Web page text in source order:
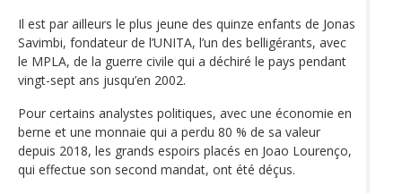
Il est par ailleurs le plus jeune des quinze enfants de Jonas
Savimbi, fondateur de l’UNITA, l’un des belligérants, avec
le MPLA, de la guerre civile qui a déchiré le pays pendant
vingt-sept ans jusqu’en 2002.
Pour certains analystes politiques, avec une économie en
berne et une monnaie qui a perdu 80 % de sa valeur
depuis 2018, les grands espoirs placés en Joao Lourenço,
qui effectue son second mandat, ont été déçus.